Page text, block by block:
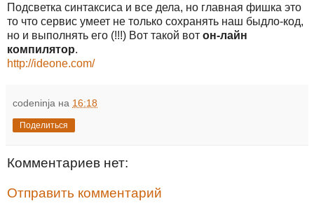
Подсветка синтаксиса и все дела, но главная фишка это
то что сервис умеет не только сохранять наш быдло-код,
но и выполнять его (!!!) Вот такой вот он-лайн
компилятор.
http://ideone.com/
codeninja на 16:18
Поделиться
Комментариев нет:
Отправить комментарий